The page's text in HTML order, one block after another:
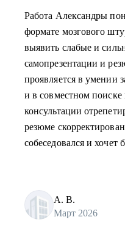
Работа Александры
формате мозгового
выявить слабые и
самопрезентации и
проявляется в умении
и в совместном
консультации
резюме
собеседовался и
А. В.
Март 2026